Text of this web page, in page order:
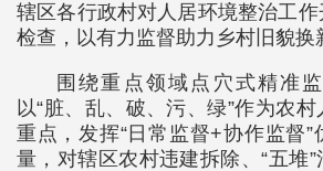
辖区各行政村对人居环境整治工
检查，以有力监督助力乡村旧貌换
围绕重点领域点穴式精准
以“脏、乱、破、污、绿”作为农
重点，发挥“日常监督+协作监督”
量，对辖区农村违建拆除、“五堆